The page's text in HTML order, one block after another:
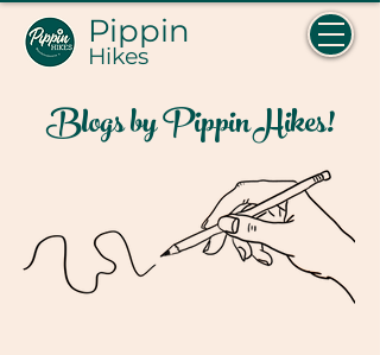
Pippin
Hikes
Blogs by Pippin Hikes!